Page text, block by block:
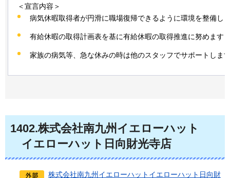
＜宣言内容＞
病気休暇取得者が円滑に職場復帰できるように環境を整備し
有給休暇の取得計画表を基に有給休暇の取得推進に努めます
家族の病気等、急な休みの時は他のスタッフでサポートしま
1402.株式会社南九州イエローハット
イ エローハット日向財光寺店
株式会社南九州イエローハットイエローハット日向財